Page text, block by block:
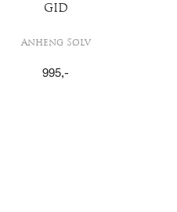
GID
Anheng Sølv
995,-